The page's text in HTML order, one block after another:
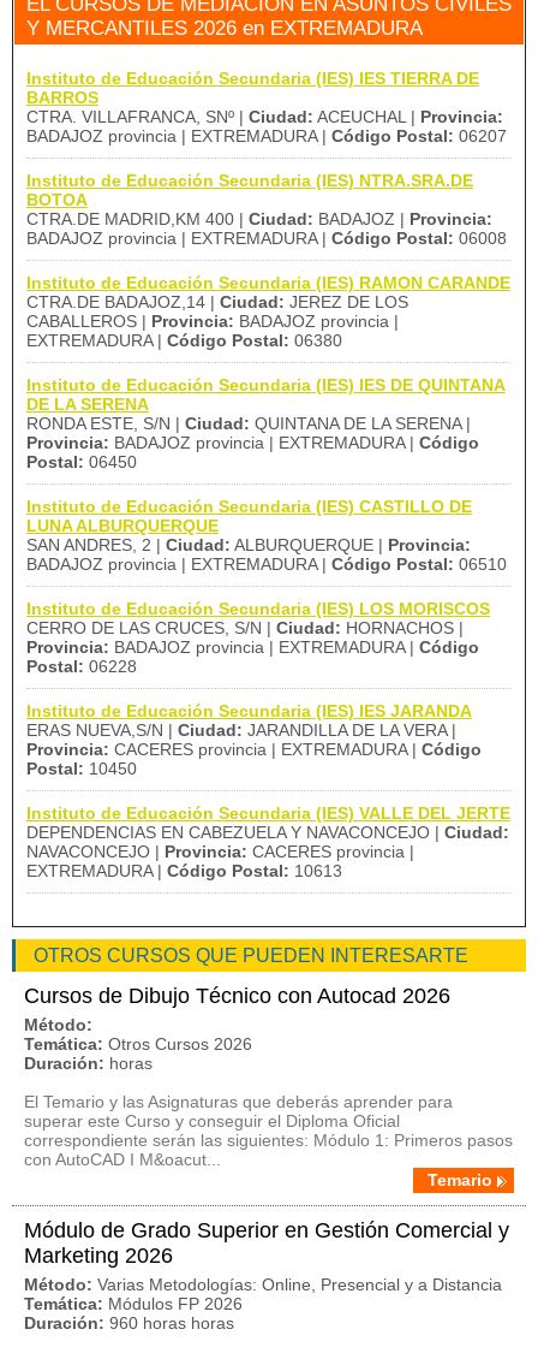
Y MERCANTILES 2026 en EXTREMADURA
Instituto de Educación Secundaria (IES) IES TIERRA DE
BARROS
CTRA. VILLAFRANCA, SNº | Ciudad: ACEUCHAL | Provincia:
BADAJOZ provincia | EXTREMADURA | Código Postal: 06207
Instituto de Educación Secundaria (IES) NTRA.SRA.DE
BOTOA
CTRA.DE MADRID,KM 400 | Ciudad: BADAJOZ | Provincia:
BADAJOZ provincia | EXTREMADURA | Código Postal: 06008
Instituto de Educación Secundaria (IES) RAMON CARANDE
CTRA.DE BADAJOZ,14 | Ciudad: JEREZ DE LOS
CABALLEROS | Provincia: BADAJOZ provincia |
EXTREMADURA | Código Postal: 06380
Instituto de Educación Secundaria (IES) IES DE QUINTANA
DE LA SERENA
RONDA ESTE, S/N | Ciudad: QUINTANA DE LA SERENA |
Provincia: BADAJOZ provincia | EXTREMADURA | Código
Postal: 06450
Instituto de Educación Secundaria (IES) CASTILLO DE
LUNA ALBURQUERQUE
SAN ANDRES, 2 | Ciudad: ALBURQUERQUE | Provincia:
BADAJOZ provincia | EXTREMADURA | Código Postal: 06510
Instituto de Educación Secundaria (IES) LOS MORISCOS
CERRO DE LAS CRUCES, S/N | Ciudad: HORNACHOS |
Provincia: BADAJOZ provincia | EXTREMADURA | Código
Postal: 06228
Instituto de Educación Secundaria (IES) IES JARANDA
ERAS NUEVA,S/N | Ciudad: JARANDILLA DE LA VERA |
Provincia: CACERES provincia | EXTREMADURA | Código
Postal: 10450
Instituto de Educación Secundaria (IES) VALLE DEL JERTE
DEPENDENCIAS EN CABEZUELA Y NAVACONCEJO | Ciudad:
NAVACONCEJO | Provincia: CACERES provincia |
EXTREMADURA | Código Postal: 10613
OTROS CURSOS QUE PUEDEN INTERESARTE
Cursos de Dibujo Técnico con Autocad 2026
Método:
Temática: Otros Cursos 2026
Duración: horas
El Temario y las Asignaturas que deberás aprender para
superar este Curso y conseguir el Diploma Oficial
correspondiente serán las siguientes: Módulo 1: Primeros pasos
con AutoCAD I M&oacut...
Temario
Módulo de Grado Superior en Gestión Comercial y
Marketing 2026
Método: Varias Metodologías: Online, Presencial y a Distancia
Temática: Módulos FP 2026
Duración: 960 horas horas